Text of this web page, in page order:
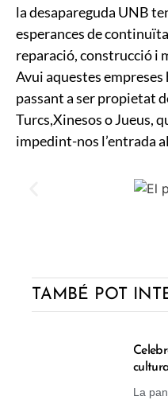
la desapareguda UNB
esperances de
reparació, construcció i
Avui aquestes
passant a ser propietat
Turcs,Xinesos o Jueus,
impedint-nos l’entrada
TAMBÉ POT
La